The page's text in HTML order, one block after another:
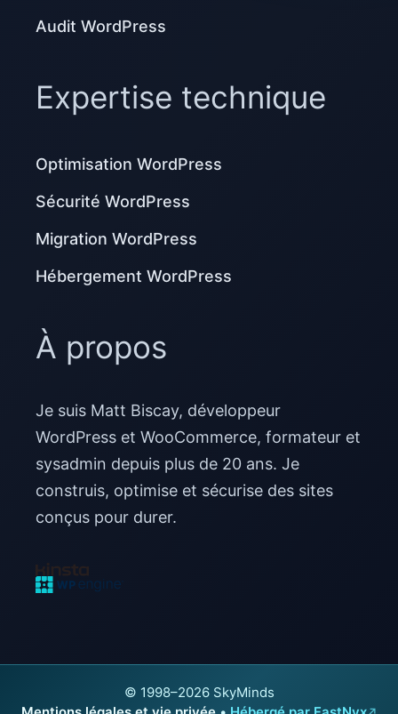
Audit WordPress
Expertise technique
Optimisation WordPress
Sécurité WordPress
Migration WordPress
Hébergement WordPress
À propos
Je suis Matt Biscay, développeur
WordPress et WooCommerce, formateur et
sysadmin depuis plus de 20 ans. Je
construis, optimise et sécurise des sites
conçus pour durer.
© 1998–2026 SkyMinds